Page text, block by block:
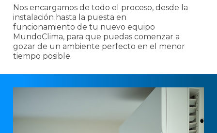
Nos encargamos de todo el proceso, desde la
instalación hasta la puesta en
funcionamiento de tu nuevo equipo
MundoClima, para que puedas comenzar a
gozar de un ambiente perfecto en el menor
tiempo posible.